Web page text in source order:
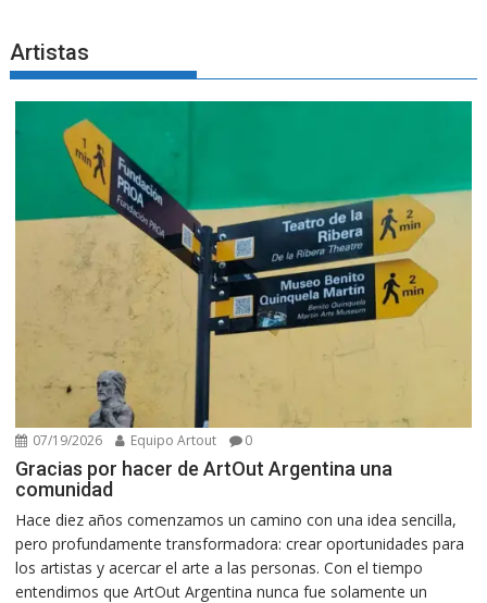
Artistas
07/19/2026 Equipo Artout 0
Gracias por hacer de ArtOut Argentina una
comunidad
Hace diez años comenzamos un camino con una idea sencilla,
pero profundamente transformadora: crear oportunidades para
los artistas y acercar el arte a las personas. Con el tiempo
entendimos que ArtOut Argentina nunca fue solamente un